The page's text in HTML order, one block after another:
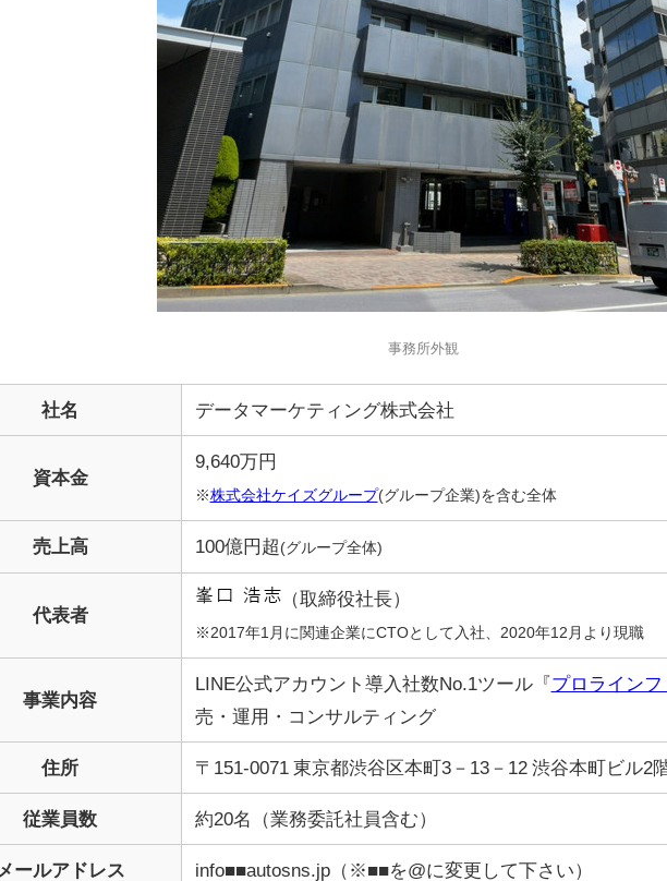
事務所外観
社名 データマーケティング株式会社
資本金
9,640万円
※株式会社ケイズグループ(グループ企業)を含む全体
売上高 100億円超 (グループ全体)
代表者
（取締役社長）
※2017年1月に関連企業にCTOとして入社、2020年12月より現職
事業内容
LINE公式アカウント導入社数No.1ツール『プロラインフ
売・運用・コンサルティング
住所 〒151-0071 東京都渋谷区本町3－13－12 渋谷本町ビル2
従業員数 約20名（業務委託社員含む）
メールアドレス info■■autosns.jp（※■■を@に変更して下さい）